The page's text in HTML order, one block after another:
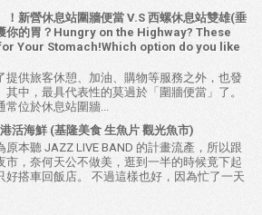
！新營休息站圍牆便當 V.S 西螺休息站雙雄(垂
你的胃？Hungry on the Highway? These
Your Stomach!Which option do you like
提供旅客休憩、加油、購物等服務之外，也發
中，最具代表性的莫過於「圍牆便當」了。
常位於休息站圍牆...
活海鮮 (基隆美食 生魚片 觀光魚市)
本聽 JAZZ LIVE BAND 的計畫流產，所以跟
市，奈何天公不做美，逛到一半的時候竟下起
好搭車回飯店。 不過這樣也好，因為忙了一天